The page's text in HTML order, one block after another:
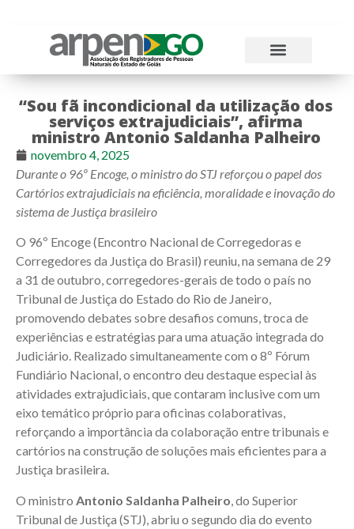
“Sou fã incondicional da utilização dos
serviços extrajudiciais”, afirma
ministro Antonio Saldanha Palheiro
novembro 4, 2025
Durante o 96º Encoge, o ministro do STJ reforçou o papel dos
Cartórios extrajudiciais na eficiência, moralidade e inovação do
sistema de Justiça brasileiro
O 96º Encoge (Encontro Nacional de Corregedoras e
Corregedores da Justiça do Brasil) reuniu, na semana de 29
a 31 de outubro, corregedores-gerais de todo o país no
Tribunal de Justiça do Estado do Rio de Janeiro,
promovendo debates sobre desafios comuns, troca de
experiências e estratégias para uma atuação integrada do
Judiciário. Realizado simultaneamente com o 8º Fórum
Fundiário Nacional, o encontro deu destaque especial às
atividades extrajudiciais, que contaram inclusive com um
eixo temático próprio para oficinas colaborativas,
reforçando a importância da colaboração entre tribunais e
cartórios na construção de soluções mais eficientes para a
Justiça brasileira.
O ministro Antonio Saldanha Palheiro , do Superior
Tribunal de Justiça (STJ), abriu o segundo dia do evento